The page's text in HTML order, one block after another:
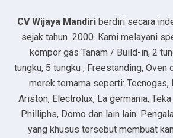
CV Wijaya Mandiriberdiri secara
sejak tahun 2000. Kami melayani
kompor gas Tanam / Build-in, 2
tungku, 5 tungku , Freestanding, Oven
merek ternama seperti: Tecnogas,
Ariston, Electrolux, La germania,
Philliphs, Domo dan lain lain.
yang khusus tersebut membuat